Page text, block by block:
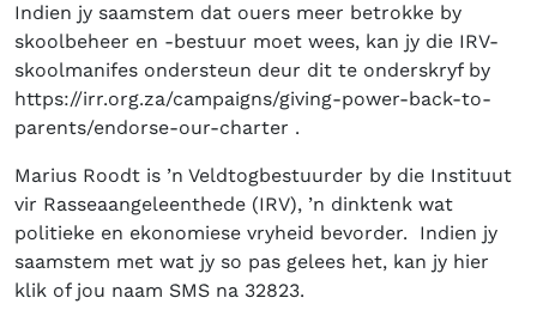
Indien jy saamstem dat ouers meer betrokke by
skoolbeheer en -bestuur moet wees, kan jy die IRV-
skoolmanifes ondersteun deur dit te onderskryf by
https://irr.org.za/campaigns/giving-power-back-to-
parents/endorse-our-charter .
Marius Roodt is ’n Veldtogbestuurder by die Instituut
vir Rasseaangeleenthede (IRV), ’n dinktenk wat
politieke en ekonomiese vryheid bevorder. Indien jy
saamstem met wat jy so pas gelees het, kan jy hier
klik of jou naam SMS na 32823.